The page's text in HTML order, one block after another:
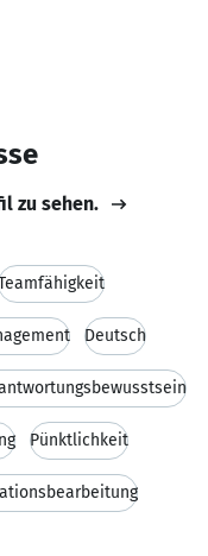
zu sehen.
Deutsch
Pünktlichkeit